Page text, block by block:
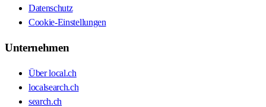
Datenschutz
Cookie-Einstellungen
Unternehmen
Über local.ch
localsearch.ch
search.ch